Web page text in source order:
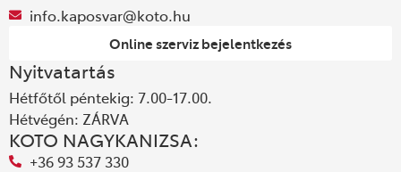
info.kaposvar@koto.hu
Online szerviz bejelentkezés
Nyitvatartás
Hétfőtől péntekig: 7.00-17.00.
Hétvégén: ZÁRVA
KOTO NAGYKANIZSA:
+36 93 537 330